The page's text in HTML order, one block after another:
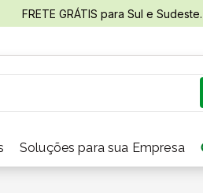
FRETE GRÁTIS para Sul e
Soluções para sua Empresa